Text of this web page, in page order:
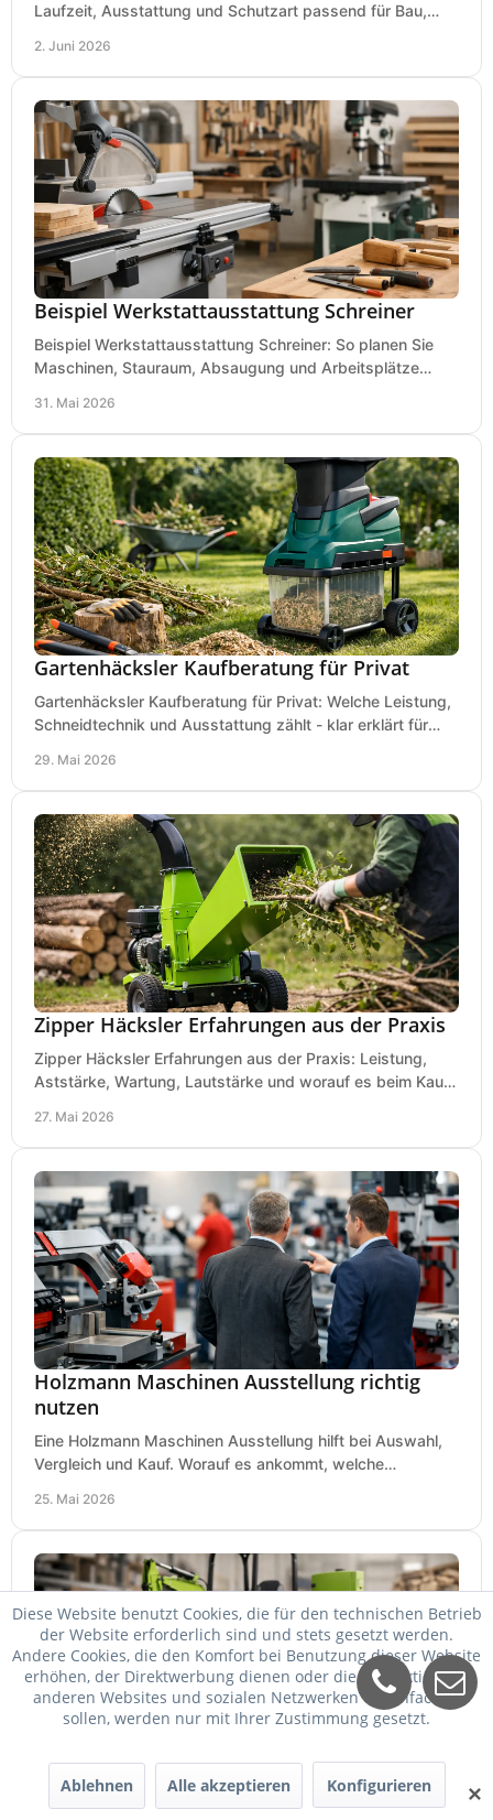
Laufzeit, Ausstattung und Schutzart passend für Bau,
2. Juni 2026
Beispiel Werkstattausstattung Schreiner
Beispiel Werkstattausstattung Schreiner: So planen Sie
Maschinen, Stauraum, Absaugung und Arbeitsplätze
31. Mai 2026
Gartenhäcksler Kaufberatung für Privat
Gartenhäcksler Kaufberatung für Privat: Welche Leistung,
Schneidtechnik und Ausstattung zählt - klar erklärt für
29. Mai 2026
Zipper Häcksler Erfahrungen aus der Praxis
Zipper Häcksler Erfahrungen aus der Praxis: Leistung,
Aststärke, Wartung, Lautstärke und worauf es beim Kauf
27. Mai 2026
Holzmann Maschinen Ausstellung richtig
nutzen
Eine Holzmann Maschinen Ausstellung hilft bei Auswahl,
Vergleich und Kauf. Worauf es ankommt, welche
25. Mai 2026
Zipper Maschinen billiger kaufen
Zipper Maschinen billiger kaufen und trotzdem passend
✕
Diese Website benutzt Cookies, die für den technischen Betrieb
der Website erforderlich sind und stets gesetzt werden.
Andere Cookies, die den Komfort bei Benutzung dieser Website
erhöhen, der Direktwerbung dienen oder die Interaktion mit
anderen Websites und sozialen Netzwerken vereinfachen
sollen, werden nur mit Ihrer Zustimmung gesetzt.
Ablehnen Alle akzeptieren Konfigurieren